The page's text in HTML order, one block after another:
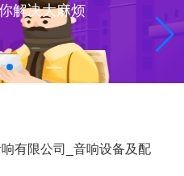
解决大麻烦
有限公司_音响设备及配